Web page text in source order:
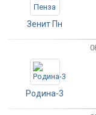
Зенит Пн
Родина-3